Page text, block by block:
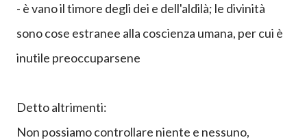
- è assurda la paura della morte: la morte non è una
cosa di cui aver paura, perché quando lei c'è tu non
ci sei più e viceversa, per cui è inutile
- è vano il timore degli dei e dell'aldilà; le divinità
sono cose estranee alla coscienza umana, per cui è